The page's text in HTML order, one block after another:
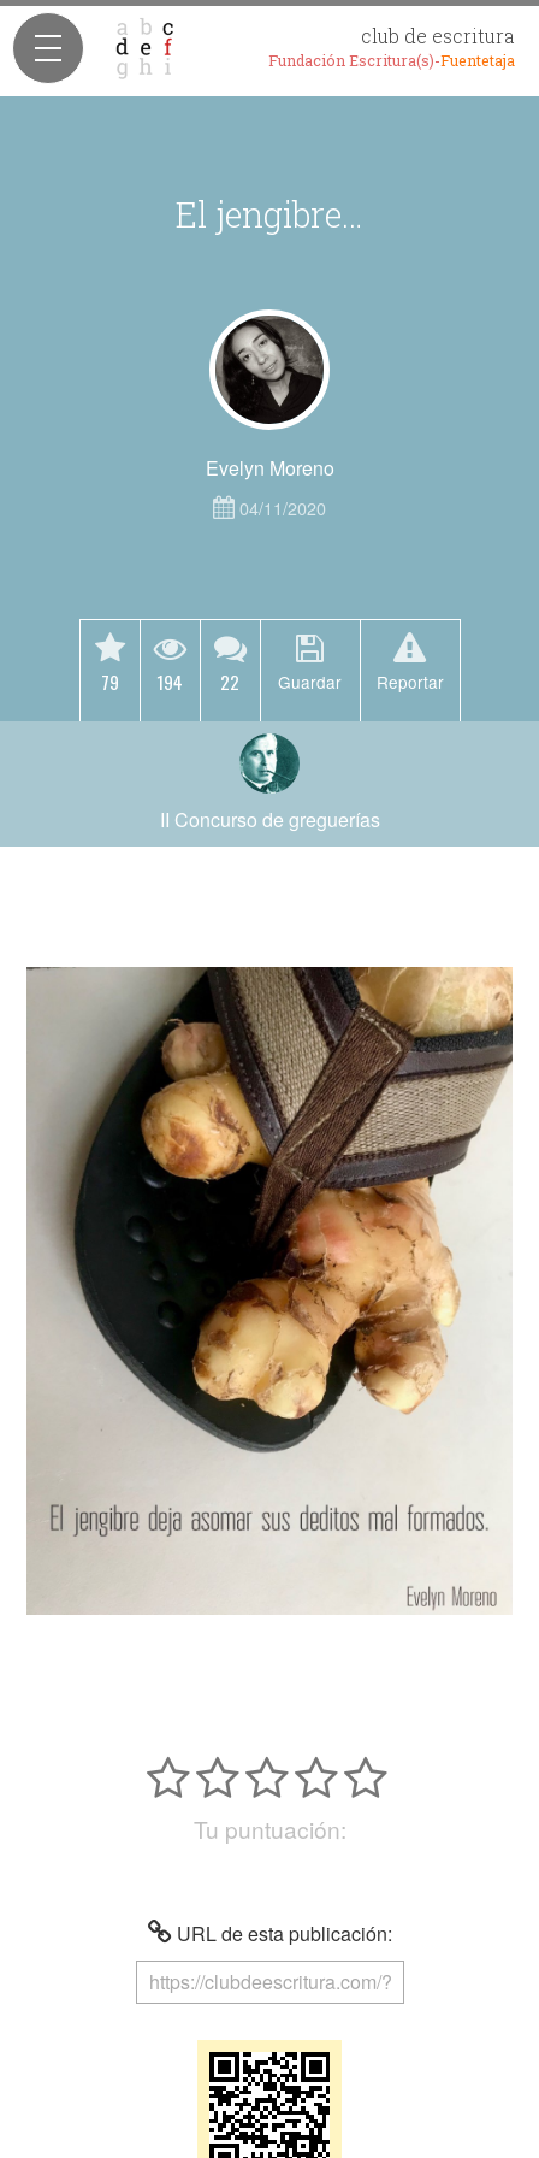
club de escritura
Fundación Escritura(s)-Fuentetaja
El jengibre…
Evelyn Moreno
04/11/2020
79 194 22 Guardar Reportar
II Concurso de greguerías
Tu puntuación:
URL de esta publicación: